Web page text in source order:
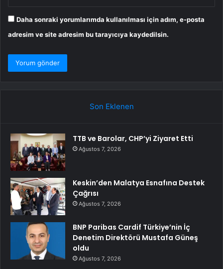
Daha sonraki yorumlarımda kullanılması için adım, e-posta
adresim ve site adresim bu tarayıcıya kaydedilsin.
Son Eklenen
TTB ve Barolar, CHP’yi Ziyaret Etti
Ağustos 7, 2026
Keskin’den Malatya Esnafına Destek
Çağrısı
Ağustos 7, 2026
BNP Paribas Cardif Türkiye’nin İç
Denetim Direktörü Mustafa Güneş
oldu
Ağustos 7, 2026